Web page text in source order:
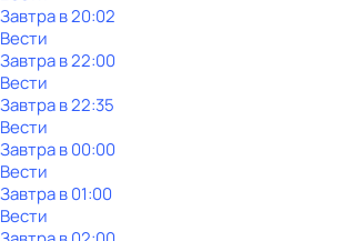
Завтра в 20:02
Вести
Завтра в 22:00
Вести
Завтра в 22:35
Вести
Завтра в 00:00
Вести
Завтра в 01:00
Вести